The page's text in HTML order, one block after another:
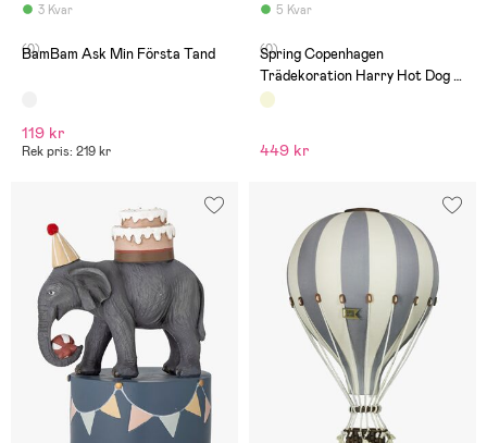
3 Kvar
(0)
BamBam Ask Min Första Tand
119 kr
Rek pris: 219 kr
5 Kvar
(0)
Spring Copenhagen
Trädekoration Harry Hot Dog 11
cm
449 kr